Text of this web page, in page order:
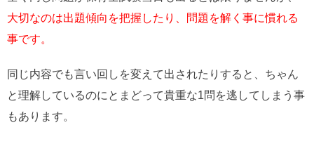
大切なのは出題傾向を把握したり、問題を解く事に慣れる
事です。
同じ内容でも言い回しを変えて出されたりすると、ちゃん
と理解しているのにとまどって貴重な1問を逃してしまう事
もあります。